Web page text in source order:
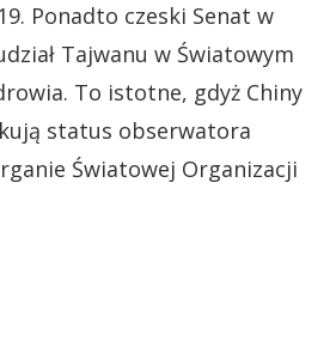
Ponadto czeski Senat w
Tajwanu w Światowym
To istotne, gdyż Chiny
status obserwatora
Światowej Organizacji